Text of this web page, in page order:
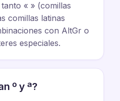
« » (comillas
comillas latinas
con AltGr o
especiales.
º y ª?